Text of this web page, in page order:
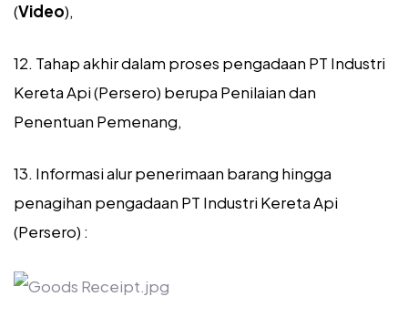
(Video),
12. Tahap akhir dalam proses pengadaan PT Industri
Kereta Api (Persero) berupa Penilaian dan
Penentuan Pemenang,
13. Informasi alur penerimaan barang hingga
penagihan pengadaan PT Industri Kereta Api
(Persero) :